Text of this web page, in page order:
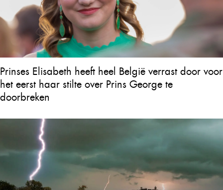
Prinses Elisabeth heeft heel België verrast door voor
het eerst haar stilte over Prins George te
doorbreken